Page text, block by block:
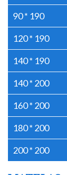
90 * 190
120 * 190
140 * 190
140 * 200
160 * 200
180 * 200
200 * 200